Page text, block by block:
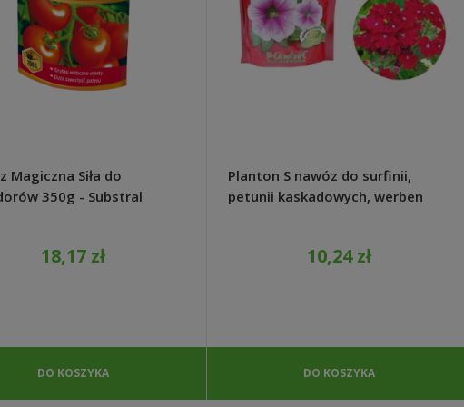
Magiczna Siła do
350g - Substral
18,17 zł
DO KOSZYKA
Planton S nawóz do surfinii,
petunii kaskadowych, werben
10,24 zł
DO KOSZYKA